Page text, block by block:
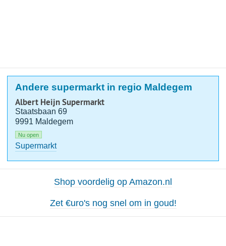
Andere supermarkt in regio Maldegem
Albert Heijn Supermarkt
Staatsbaan 69
9991 Maldegem
Nu open
Supermarkt
Shop voordelig op Amazon.nl
Zet €uro's nog snel om in goud!